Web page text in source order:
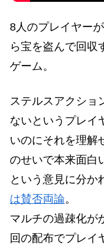
8人のプレイヤー
ら宝を盗んで回収
ゲーム。
ステルスアクショ
ないというプレイ
いのにそれを理解
のせいで本来面白
という意見に分か
は賛否両論。
マルチの過疎化が
回の配布でプレイ